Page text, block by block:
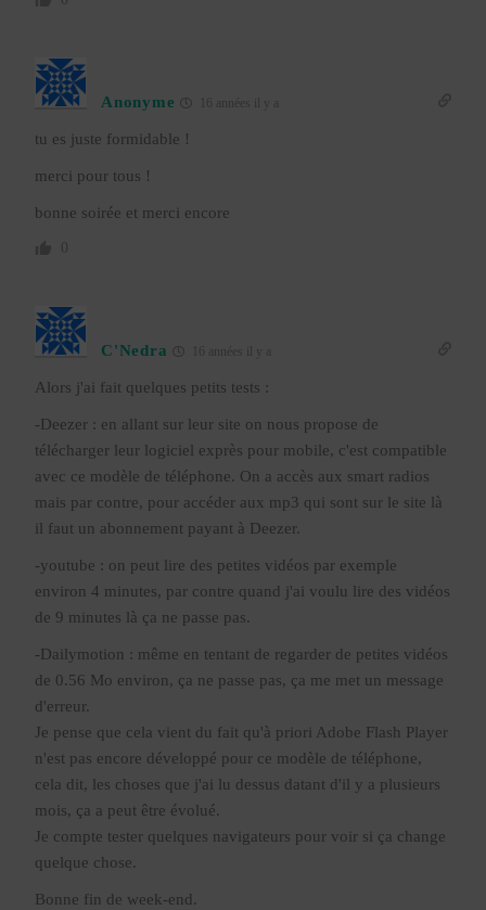
Anonyme 16 années il y a
tu es juste formidable !
merci pour tous !
bonne soirée et merci encore
C'Nedra 16 années il y a
Alors j'ai fait quelques petits tests :
-Deezer : en allant sur leur site on nous propose de
télécharger leur logiciel exprès pour mobile, c'est compatible
avec ce modèle de téléphone. On a accès aux smart radios
mais par contre, pour accéder aux mp3 qui sont sur le site là
il faut un abonnement payant à Deezer.
-youtube : on peut lire des petites vidéos par exemple
environ 4 minutes, par contre quand j'ai voulu lire des vidéos
de 9 minutes là ça ne passe pas.
-Dailymotion : même en tentant de regarder de petites vidéos
de 0.56 Mo environ, ça ne passe pas, ça me met un message
d'erreur.
Je pense que cela vient du fait qu'à priori Adobe Flash Player
n'est pas encore développé pour ce modèle de téléphone,
cela dit, les choses que j'ai lu dessus datant d'il y a plusieurs
mois, ça a peut être évolué.
Je compte tester quelques navigateurs pour voir si ça change
quelque chose.
Bonne fin de week-end.